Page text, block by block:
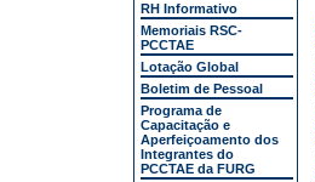
RH Informativo
Memoriais RSC-
PCCTAE
Lotação Global
Boletim de Pessoal
Programa de
Capacitação e
Aperfeiçoamento dos
Integrantes do
PCCTAE da FURG